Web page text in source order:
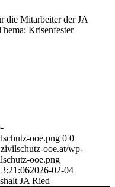
die Mitarbeiter der JA
Krisenfester
ooe.png 0 0
ooe.at/wp-
ooe.png
2026-02-04
JA Ried